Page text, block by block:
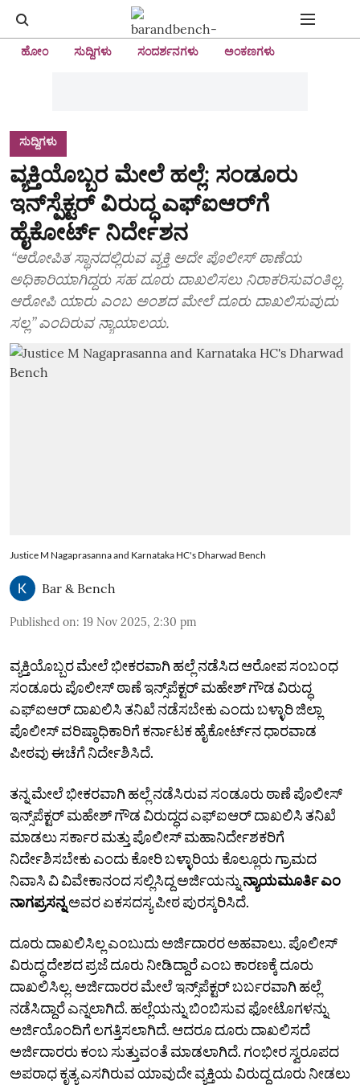
ಹೋಂ ಸುದ್ದಿಗಳು ಸಂದರ್ಶನಗಳು ಅಂಕಣಗಳು
ಸುದ್ದಿಗಳು
ವ್ಯಕ್ತಿಯೊಬ್ಬರ ಮೇಲೆ ಹಲ್ಲೆ: ಸಂಡೂರು
ಇನ್‌ಸ್ಪೆಕ್ಟರ್‌ ವಿರುದ್ಧ ಎಫ್‌ಐಆರ್‌ಗೆ
ಹೈಕೋರ್ಟ್‌ ನಿರ್ದೇಶನ
“ಆರೋಪಿತ ಸ್ಥಾನದಲ್ಲಿರುವ ವ್ಯಕ್ತಿ ಅದೇ ಪೊಲೀಸ್‌ ಠಾಣೆಯ
ಅಧಿಕಾರಿಯಾಗಿದ್ದರು ಸಹ ದೂರು ದಾಖಲಿಸಲು ನಿರಾಕರಿಸುವಂತಿಲ್ಲ.
ಆರೋಪಿ ಯಾರು ಎಂಬ ಅಂಶದ ಮೇಲೆ ದೂರು ದಾಖಲಿಸುವುದು
ಸಲ್ಲ” ಎಂದಿರುವ ನ್ಯಾಯಾಲಯ.
Justice M Nagaprasanna and Karnataka HC's Dharwad Bench
Bar & Bench
Published on: 19 Nov 2025, 2:30 pm
ವ್ಯಕ್ತಿಯೊಬ್ಬರ ಮೇಲೆ ಭೀಕರವಾಗಿ ಹಲ್ಲೆ ನಡೆಸಿದ ಆರೋಪ ಸಂಬಂಧ
ಸಂಡೂರು ಪೊಲೀಸ್‌ ಠಾಣೆ ಇನ್ಸ್‌ಪೆಕ್ಟರ್‌ ಮಹೇಶ್‌ ಗೌಡ ವಿರುದ್ಧ
ಎಫ್‌ಐಆರ್‌ ದಾಖಲಿಸಿ ತನಿಖೆ ನಡೆಸಬೇಕು ಎಂದು ಬಳ್ಳಾರಿ ಜಿಲ್ಲಾ
ಪೊಲೀಸ್‌ ವರಿಷ್ಠಾಧಿಕಾರಿಗೆ ಕರ್ನಾಟಕ ಹೈಕೋರ್ಟ್‌ನ ಧಾರವಾಡ
ಪೀಠವು ಈಚೆಗೆ ನಿರ್ದೇಶಿಸಿದೆ.
ತನ್ನ ಮೇಲೆ ಭೀಕರವಾಗಿ ಹಲ್ಲೆ ನಡೆಸಿರುವ ಸಂಡೂರು ಠಾಣೆ ಪೊಲೀಸ್‌
ಇನ್ಸ್‌ಪೆಕ್ಟರ್‌ ಮಹೇಶ್‌ ಗೌಡ ವಿರುದ್ಧದ ಎಫ್‌ಐಆರ್‌ ದಾಖಲಿಸಿ ತನಿಖೆ
ಮಾಡಲು ಸರ್ಕಾರ ಮತ್ತು ಪೊಲೀಸ್‌ ಮಹಾನಿರ್ದೇಶಕರಿಗೆ
ನಿರ್ದೇಶಿಸಬೇಕು ಎಂದು ಕೋರಿ ಬಳ್ಳಾರಿಯ ಕೊಲ್ಲೂರು ಗ್ರಾಮದ
ನಿವಾಸಿ ವಿ ವಿವೇಕಾನಂದ ಸಲ್ಲಿಸಿದ್ದ ಅರ್ಜಿಯನ್ನುನ್ಯಾಯಮೂರ್ತಿ ಎಂ
ನಾಗಪ್ರಸನ್ನಅವರ ಏಕಸದಸ್ಯ ಪೀಠ ಪುರಸ್ಕರಿಸಿದೆ.
ದೂರು ದಾಖಲಿಸಿಲ್ಲ ಎಂಬುದು ಅರ್ಜಿದಾರರ ಅಹವಾಲು. ಪೊಲೀಸ್‌
ವಿರುದ್ಧ ದೇಶದ ಪ್ರಜೆ ದೂರು ನೀಡಿದ್ದಾರೆ ಎಂಬ ಕಾರಣಕ್ಕೆ ದೂರು
ದಾಖಲಿಸಿಲ್ಲ. ಅರ್ಜಿದಾರರ ಮೇಲೆ ಇನ್ಸ್‌ಪೆಕ್ಟರ್‌ ಬರ್ಬರವಾಗಿ ಹಲ್ಲೆ
ನಡೆಸಿದ್ದಾರೆ ಎನ್ನಲಾಗಿದೆ. ಹಲ್ಲೆಯನ್ನು ಬಿಂಬಿಸುವ ಫೋಟೊಗಳನ್ನು
ಅರ್ಜಿಯೊಂದಿಗೆ ಲಗತ್ತಿಸಲಾಗಿದೆ. ಆದರೂ ದೂರು ದಾಖಲಿಸದೆ
ಅರ್ಜಿದಾರರು ಕಂಬ ಸುತ್ತುವಂತೆ ಮಾಡಲಾಗಿದೆ. ಗಂಭೀರ ಸ್ವರೂಪದ
ಅಪರಾಧ ಕೃತ್ಯ ಎಸಗಿರುವ ಯಾವುದೇ ವ್ಯಕ್ತಿಯ ವಿರುದ್ಧ ದೂರು ನೀಡಲು